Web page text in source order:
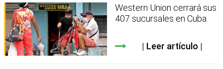
Western Union cerrará sus
407 sucursales en Cuba
Leer artículo